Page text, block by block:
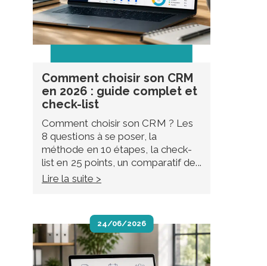
Comment choisir son CRM
en 2026 : guide complet et
check-list
Comment choisir son CRM ? Les
8 questions à se poser, la
méthode en 10 étapes, la check-
list en 25 points, un comparatif de...
Lire la suite >
24/06/2026